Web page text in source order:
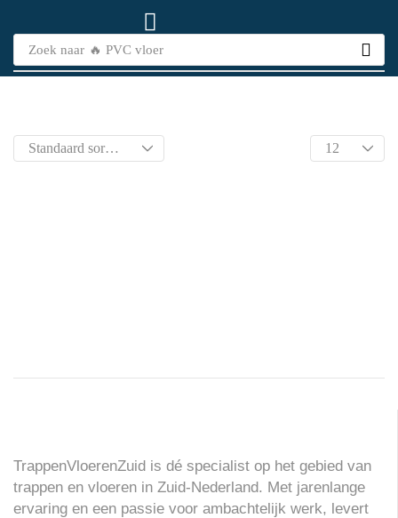
Zoek naar 🔥 PVC vloer
TrappenVloerenZuid is dé specialist op het gebied van
trappen en vloeren in Zuid-Nederland. Met jarenlange
ervaring en een passie voor ambachtelijk werk, levert